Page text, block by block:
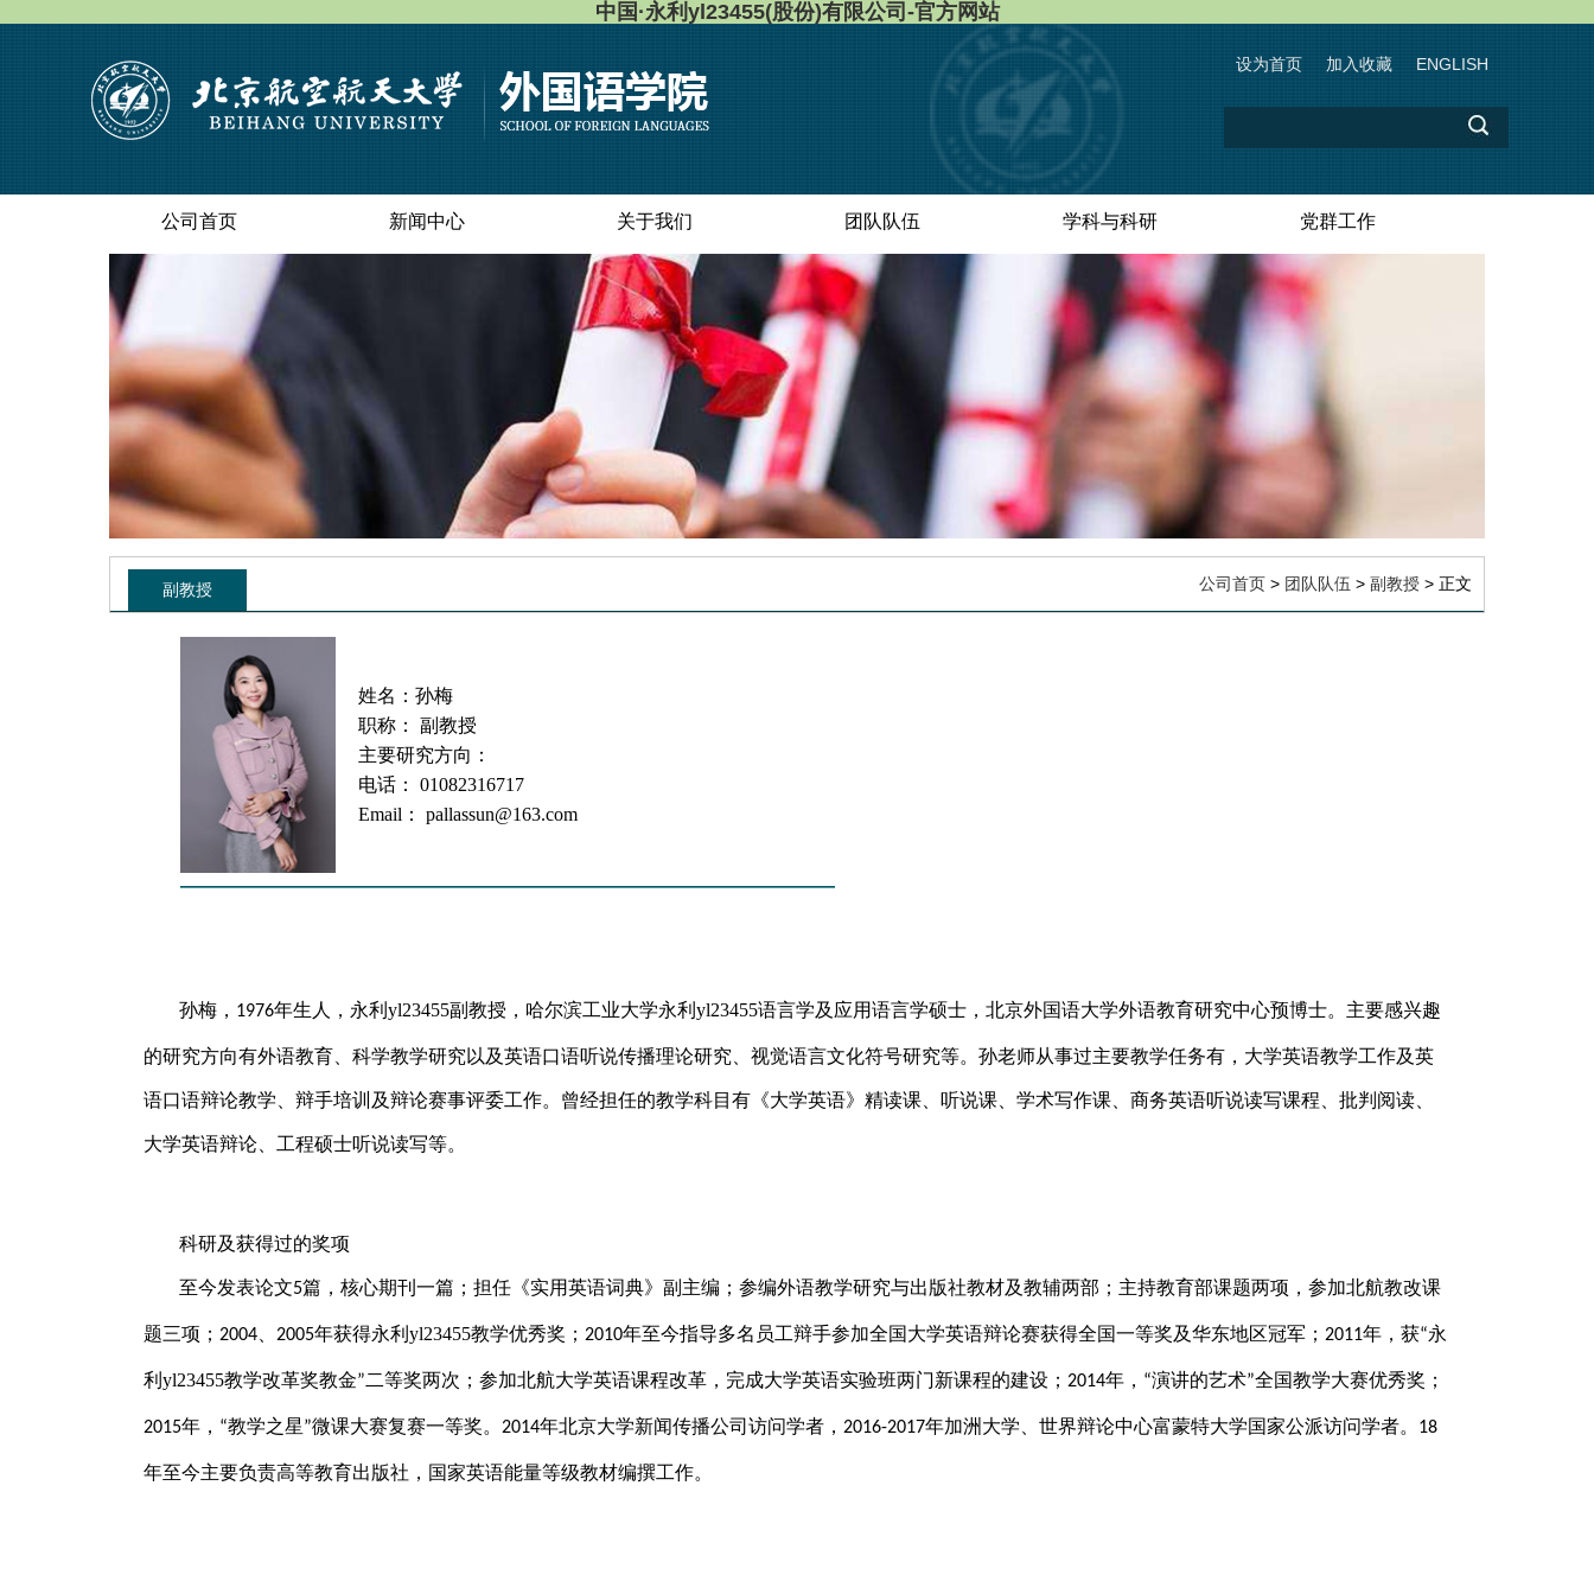
中国·永利yl23455(股份)有限公司-官方网站
设为首页 加入收藏 ENGLISH
公司首页 新闻中心 关于我们 团队队伍 学科与科研 党群工作
副教授 公司首页 > 团队队伍 > 副教授 > 正文
姓名：孙梅
职称： 副教授
主要研究方向：
电话： 01082316717
Email： pallassun@163.com
———————————————————————
孙梅， 1976年生人，永利yl23455副教授，哈尔滨工业大学永利yl23455语言学及应用语言学硕士，北京外国语大学外语教育研究中心预博士。主要感兴趣
的研究方向有外语教育、科学教学研究以及英语口语听说传播理论研究、视觉语言文化符号研究等。孙老师从事过主要教学任务有，大学英语教学工作及英
语口语辩论教学、辩手培训及辩论赛事评委工作。曾经担任的教学科目有《大学英语》精读课、听说课、学术写作课、商务英语听说读写课程、批判阅读、
大学英语辩论、工程硕士听说读写等。
科研及获得过的奖项
至今发表论文5篇，核心期刊一篇；担任《实用英语词典》副主编；参编外语教学研究与出版社教材及教辅两部；主持教育部课题两项，参加北航教改课
题三项； 2004 2005年获得​永利yl23455教学优秀奖； 2010年至今指导多名员工辩手参加全国大学英语辩论赛获得全国一等奖及华东地区冠军； 2011年，获“永
利yl23455教学改革奖教金”二等奖两次；参加北航大学英语课程改革，完成大学英语实验班两门新课程的建设； 2014年， “演讲的艺术”全国教学大赛优秀奖；
2015年， “教学之星”微课大赛复赛一等奖。 2014年北京大学新闻传播公司访问学者， 2016-2017年加洲大学、世界辩论中心富蒙特大学国家公派访问学者。 18
年至今主要负责高等教育出版社，国家英语能量等级教材编撰工作。